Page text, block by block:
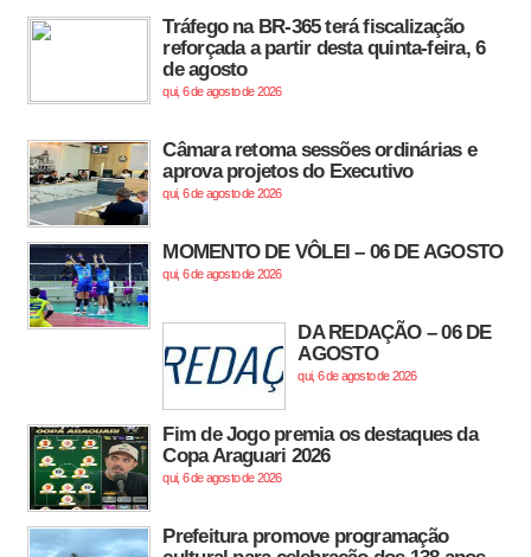
Tráfego na BR-365 terá fiscalização
reforçada a partir desta quinta-feira, 6
de agosto
qui, 6 de agosto de 2026
Câmara retoma sessões ordinárias e
aprova projetos do Executivo
qui, 6 de agosto de 2026
MOMENTO DE VÔLEI – 06 DE AGOSTO
qui, 6 de agosto de 2026
DA REDAÇÃO – 06 DE
AGOSTO
qui, 6 de agosto de 2026
Fim de Jogo premia os destaques da
Copa Araguari 2026
qui, 6 de agosto de 2026
Prefeitura promove programação